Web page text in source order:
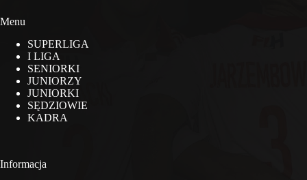
Menu
SUPERLIGA
I LIGA
SENIORKI
JUNIORZY
JUNIORKI
SĘDZIOWIE
KADRA
Informacja